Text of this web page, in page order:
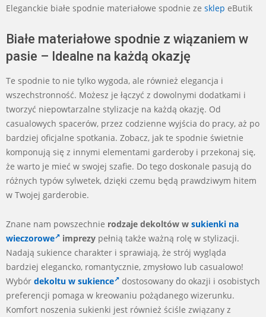
Eleganckie białe spodnie materiałowe spodnie ze sklep eButik
Białe materiałowe spodnie z wiązaniem w
pasie – Idealne na każdą okazję
Te spodnie to nie tylko wygoda, ale również elegancja i
wszechstronność. Możesz je łączyć z dowolnymi dodatkami i
tworzyć niepowtarzalne stylizacje na każdą okazję. Od
casualowych spacerów, przez codzienne wyjścia do pracy, aż po
bardziej oficjalne spotkania. Zobacz, jak te spodnie świetnie
komponują się z innymi elementami garderoby i przekonaj się,
że warto je mieć w swojej szafie. Do tego doskonale pasują do
różnych typów sylwetek, dzięki czemu będą prawdziwym hitem
w Twojej garderobie.
Znane nam powszechnie rodzaje dekoltów w sukienki na
wieczorowe
imprezy pełnią także ważną rolę w stylizacji.
Nadają sukience charakter i sprawiają, że strój wygląda
bardziej elegancko, romantycznie, zmysłowo lub casualowo!
Wybór dekoltu w sukience
dostosowany do okazji i osobistych
preferencji pomaga w kreowaniu pożądanego wizerunku.
Komfort noszenia sukienki jest również ściśle związany z